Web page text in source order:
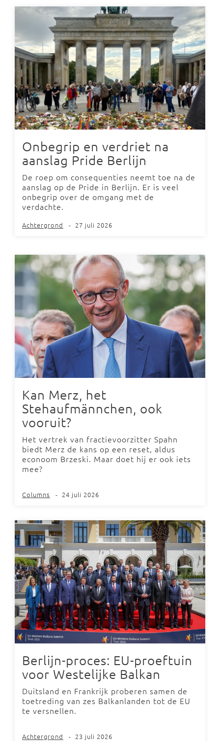
Onbegrip en verdriet na
aanslag Pride Berlijn
De roep om consequenties neemt toe na de
aanslag op de Pride in Berlijn. Er is veel
onbegrip over de omgang met de
verdachte.
Achtergrond - 27 juli 2026
Kan Merz, het
Stehaufmännchen, ook
vooruit?
Het vertrek van fractievoorzitter Spahn
biedt Merz de kans op een reset, aldus
econoom Brzeski. Maar doet hij er ook iets
mee?
Columns - 24 juli 2026
Berlijn-proces: EU-proeftuin
voor Westelijke Balkan
Duitsland en Frankrijk proberen samen de
toetreding van zes Balkanlanden tot de EU
te versnellen.
Achtergrond - 23 juli 2026